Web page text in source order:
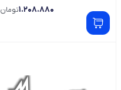
1.208.880تومان